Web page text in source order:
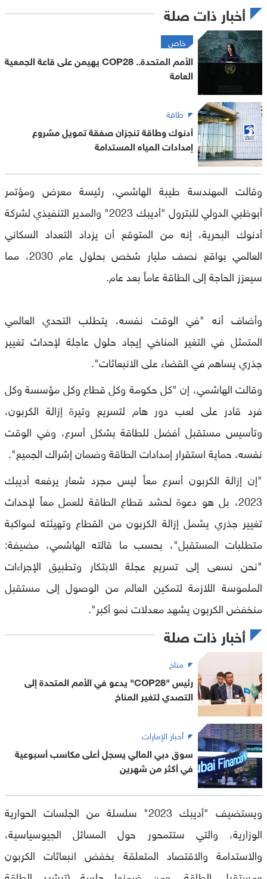
أخبار ذات صلة
خاص
الأمم المتحدة.. COP28 يهيمن على قاعة الجمعية
العامة
طاقة
أدنوك وطاقة تنجزان صفقة تمويل مشروع
إمدادات المياه المستدامة
وقالت المهندسة طيبة الهاشمي، رئيسة معرض ومؤتمر
أبوظبي الدولي للبترول "أديبك 2023" والمدير التنفيذي لشركة
أدنوك البحرية، إنه من المتوقع أن يزداد التعداد السكاني
العالمي بواقع نصف مليار شخص بحلول عام 2030، مما
سيعزز الحاجة إلى الطاقة عاماً بعد عام.
وأضاف أنه "في الوقت نفسه، يتطلب التحدي العالمي
المتمثل في التغير المناخي إيجاد حلول عاجلة لإحداث تغيير
جذري يساهم في القضاء على الانبعاثات".
وقالت الهاشمي، إن "كل حكومة وكل قطاع وكل مؤسسة وكل
فرد قادر على لعب دور هام لتسريع وتيرة إزالة الكربون،
وتأسيس مستقبل أفضل للطاقة بشكل أسرع، وفي الوقت
نفسه، حماية استقرار إمدادات الطاقة وضمان إشراك الجميع".
"إن إزالة الكربون أسرع معاً ليس مجرد شعار يرفعه أديبك
2023، بل هو دعوة لحشد قطاع الطاقة للعمل معاً لإحداث
تغيير جذري يشمل إزالة الكربون من القطاع وتهيئته لمواكبة
متطلبات المستقبل"، بحسب ما قالته الهاشمي، مضيفة:
"نحن نسعى إلى تسريع عجلة الابتكار وتطبيق الإجراءات
الملموسة اللازمة لتمكين العالم من الوصول إلى مستقبل
منخفض الكربون يشهد معدلات نمو أكبر".
أخبار ذات صلة
مناخ
رئيس "COP28" يدعو في الأمم المتحدة إلى
التصدي لتغير المناخ
أخبار الإمارات
سوق دبي المالي يسجل أعلى مكاسب أسبوعية
في أكثر من شهرين
ويستضيف "أديبك 2023" سلسلة من الجلسات الحوارية
الوزارية، والتي ستتمحور حول المسائل الجيوسياسية،
والاستدامة والاقتصاد المتعلقة بخفض انبعاثات الكربون